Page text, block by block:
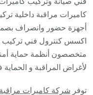
كاميرات مراقبة داخلية
أجهزة حضور وانصراف
اكسس كنترول فني تركيب
متخصصون أنظمة حماية
لأغراض المراقبة و
توفر شركة كاميرات مراقبة